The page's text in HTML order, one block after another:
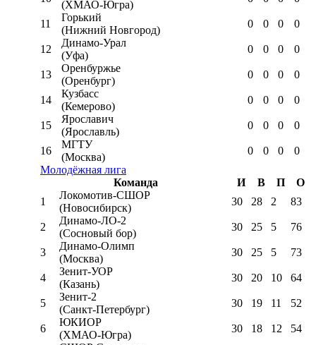
(ХМАО-Югра)
11
Горький
(Нижний Новгород)
0 0 0 0
12
Динамо-Урал
(Уфа)
0 0 0 0
13
Оренбуржье
(Оренбург)
0 0 0 0
14
Кузбасс
(Кемерово)
0 0 0 0
15
Ярославич
(Ярославль)
0 0 0 0
16
МГТУ
(Москва)
0 0 0
0
Молодёжная лига
Команда
И В П
О
1
Локомотив-CШОР
(Новосибирск)
30 28 2 83
2
Динамо-ЛО-2
(Сосновый бор)
30 25 5 76
3
Динамо-Олимп
(Москва)
30 25 5 73
4
Зенит-УОР
(Казань)
30 20 10 64
5
Зенит-2
(Санкт-Петербург)
30 19 11 52
6
ЮКИОР
(ХМАО-Югра)
30 18 12 54